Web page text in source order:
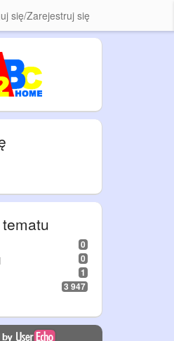
się/Zarejestruj się
0
0
1
3 947